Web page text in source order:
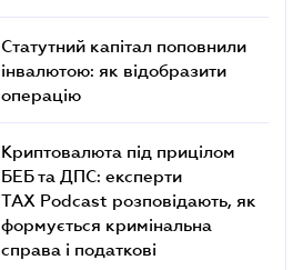
Статутний капітал поповнили
інвалютою: як відобразити
операцію
Криптовалюта під прицілом
БЕБ та ДПС: експерти
TAX Podcast розповідають, як
формується кримінальна
справа і податкові